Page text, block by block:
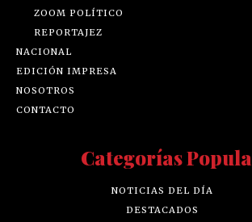
ZOOM POLÍTICO
REPORTAJEZ
NACIONAL
EDICIÓN IMPRESA
NOSOTROS
CONTACTO
Categorías
NOTICIAS DEL DÍA
DESTACADOS